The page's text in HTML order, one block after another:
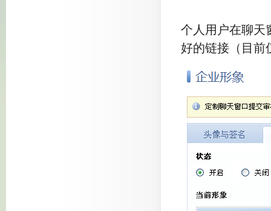
个人用户在聊天
好的链接（目前